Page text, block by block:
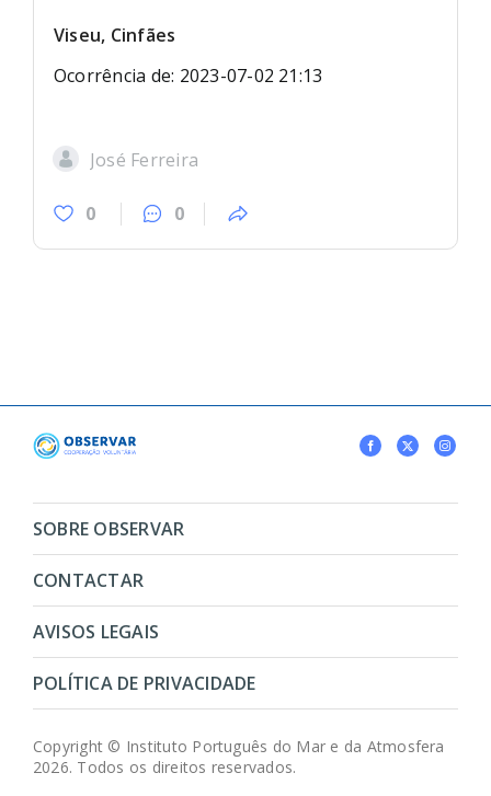
Viseu, Cinfães
Ocorrência de: 2023-07-02 21:13
José Ferreira
0 0
SOBRE OBSERVAR
CONTACTAR
AVISOS LEGAIS
POLÍTICA DE PRIVACIDADE
Copyright © Instituto Português do Mar e da Atmosfera
2026. Todos os direitos reservados.